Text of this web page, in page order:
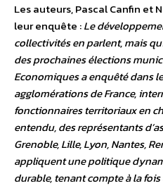
Les auteurs, Pascal Canfin
leur enquête :Le
collectivités en parlent, mais
des prochaines élections
Economiques a enquêté dans
agglomérations de France,
fonctionnaires territoriaux en
entendu, des représentants
Grenoble, Lille, Lyon, Nantes,
appliquent une politique
durable, tenant compte à la